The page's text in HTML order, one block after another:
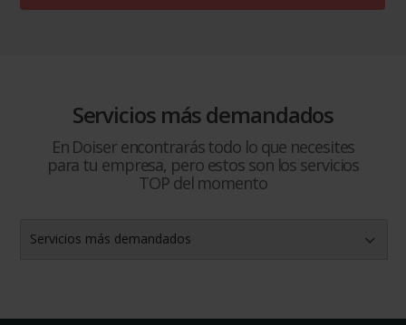
Servicios más demandados
En Doiser encontrarás todo lo que necesites
para tu empresa, pero estos son los servicios
TOP del momento
Servicios más demandados